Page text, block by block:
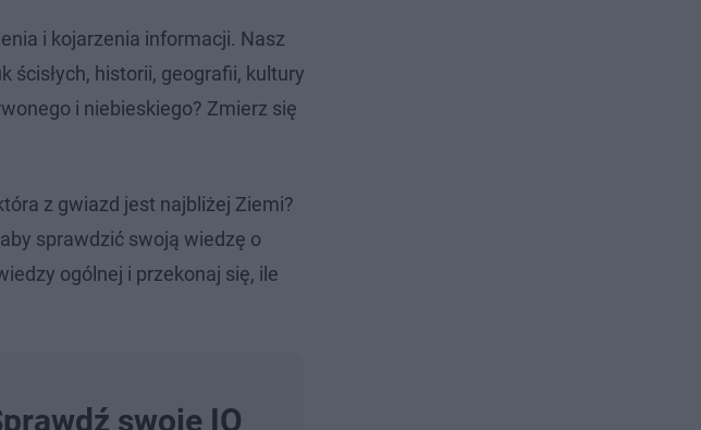
i kojarzenia informacji. Nasz
ścisłych, historii, geografii, kultury
i niebieskiego? Zmierz się
z gwiazd jest najbliżej Ziemi?
sprawdzić swoją wiedzę o
ogólnej i przekonaj się, ile
swoje IQ